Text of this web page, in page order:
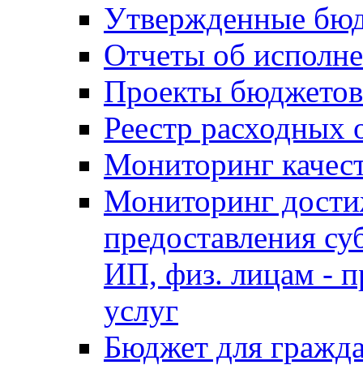
Утвержденные
Отчеты об
Проекты бюджетов
Реестр расходных
Мониторинг
Мониторинг
предоставления
ИП, физ. лицам -
услуг
Бюджет для